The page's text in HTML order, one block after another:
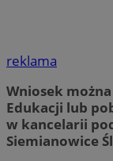
reklama
Wniosek
Edukacji lub
w kancelarii
Siemianowice